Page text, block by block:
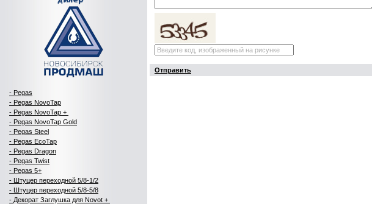
- Pegas
- Pegas NovoTap
- Pegas NovoTap +
- Pegas NovoTap Gold
- Pegas Steel
- Pegas EcoTap
- Pegas Dragon
- Pegas Twist
- Pegas 5+
- Штуцер переходной 5/8-1/2
- Штуцер переходной 5/8-5/8
- Декорат Заглушка для Novot +
Отправить